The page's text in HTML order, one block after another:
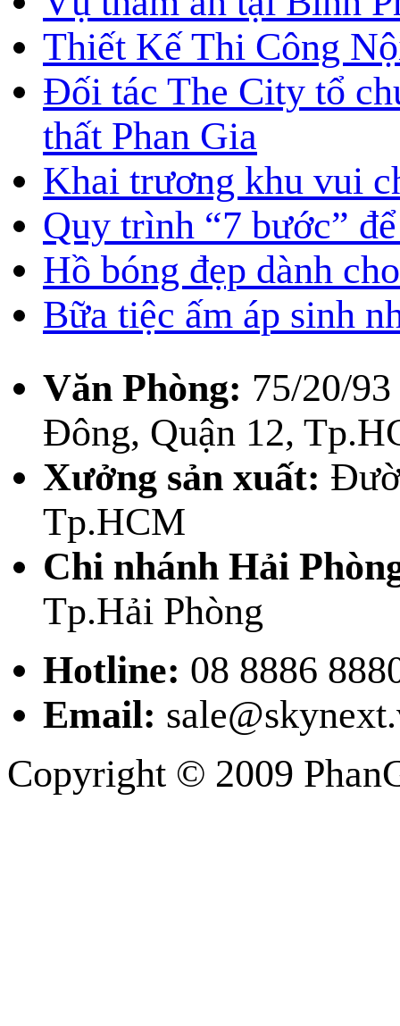
Thiết Kế Thi Công
Đối tác The City tổ
thất Phan Gia
Khai trương khu vui
Quy trình “7 bước”
Hồ bóng đẹp dành
Bữa tiệc ấm áp sinh
Văn Phòng: 75/20/
Đông, Quận 12,
Xưởng sản xuất:
Tp.HCM
Chi nhánh Hải
Tp.Hải Phòng
Hotline: 08 8886
Email:
Copyright © 2009